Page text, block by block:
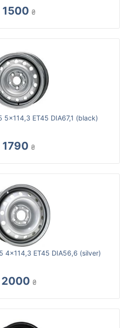
1500 ₴
5x114,3 ET45 DIA67,1 (black)
1790 ₴
4x114,3 ET45 DIA56,6 (silver)
2000 ₴